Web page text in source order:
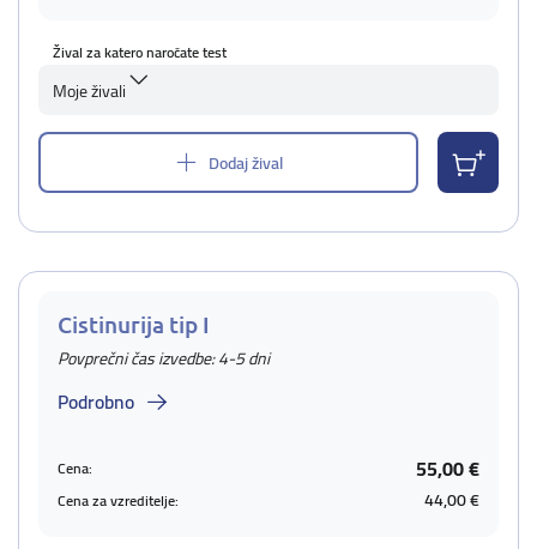
Žival za katero naročate test
Moje živali
Dodaj žival
Cistinurija tip I
Povprečni čas izvedbe: 4-5 dni
Podrobno
Cena: 55,00 €
Cena za vzreditelje: 44,00 €